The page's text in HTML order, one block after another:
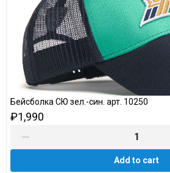
Бейсболка СЮ зел.-син. арт. 10250
₽1,990
Add to cart